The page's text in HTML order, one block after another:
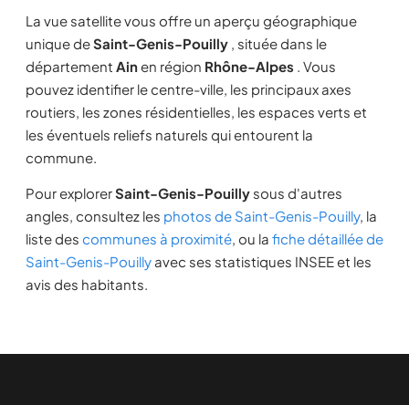
La vue satellite vous offre un aperçu géographique
unique deSaint-Genis-Pouilly , située dans le
département Ainen région Rhône-Alpes . Vous
pouvez identifier le centre-ville, les principaux axes
routiers, les zones résidentielles, les espaces verts et
les éventuels reliefs naturels qui entourent la
commune.
Pour explorerSaint-Genis-Pouilly sous d'autres
angles, consultez les photos de Saint-Genis-Pouilly, la
liste des communes à proximité, ou la fiche détaillée de
Saint-Genis-Pouilly avec ses statistiques INSEE et les
avis des habitants.